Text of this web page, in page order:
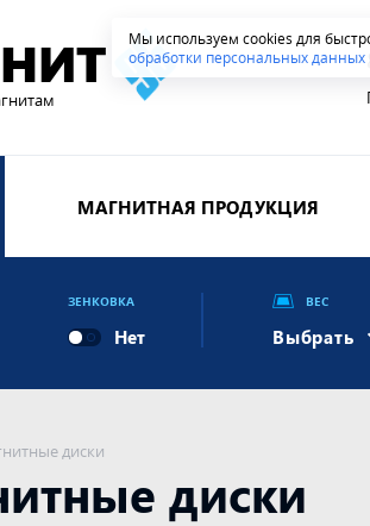
Мы используем cookies для
обработки персональных
МАГНИТНАЯ ПРОДУКЦИЯ
ЗЕНКОВКА ВЕС
Выбрать
диски
диски